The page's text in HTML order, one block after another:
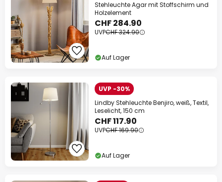
Stehleuchte Agar mit Stoffschirm und
Holzelement
CHF 284.90
UVPCHF 324.90
Auf Lager
UVP -30%
Lindby Stehleuchte Benjiro, weiß, Textil,
Leselicht, 150 cm
CHF 117.90
UVPCHF 169.90
Auf Lager